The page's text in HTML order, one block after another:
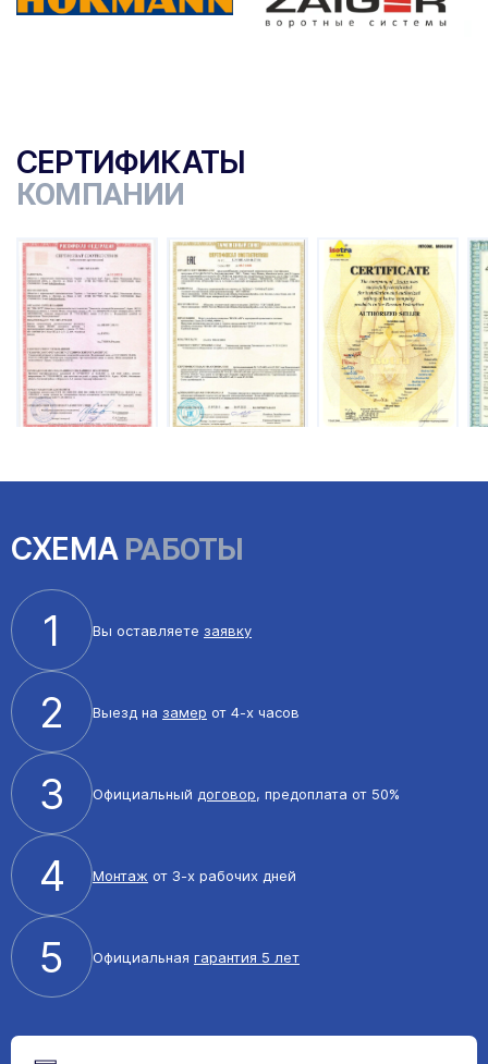
СЕРТИФИКАТЫ
КОМПАНИИ
СХЕМАРАБОТЫ
1 Вы оставляете заявку
2 Выезд на замер от 4-х часов
3 Официальный договор, предоплата от 50%
4 Монтаж от 3-х рабочих дней
5 Официальная гарантия 5 лет